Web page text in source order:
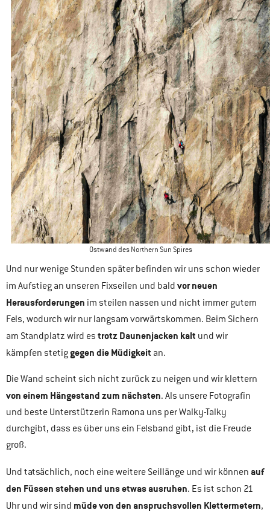
Ostwand des Northern Sun Spires
Und nur wenige Stunden später befinden wir uns schon wieder
im Aufstieg an unseren Fixseilen und bald vor neuen
Herausforderungen im steilen nassen und nicht immer gutem
Fels, wodurch wir nur langsam vorwärtskommen. Beim Sichern
am Standplatz wird es trotz Daunenjacken kalt und wir
kämpfen stetiggegen die Müdigkeit an.
Die Wand scheint sich nicht zurück zu neigen und wir klettern
von einem Hängestand zum nächsten. Als unsere Fotografin
und beste Unterstützerin Ramona uns per Walky-Talky
durchgibt, dass es über uns ein Felsband gibt, ist die Freude
groß.
Und tatsächlich, noch eine weitere Seillänge und wir können auf
den Füssen stehen und uns etwas ausruhen. Es ist schon 21
Uhr und wir sind müde von den anspruchsvollen Klettermetern,